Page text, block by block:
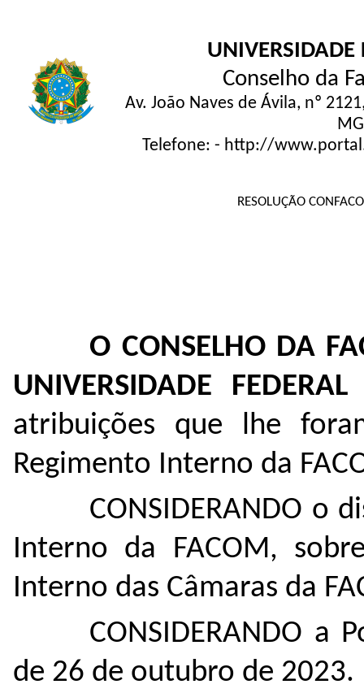
UNIVERSIDADE
Conselho da
Av. João Naves de Ávila, nº
Telefone: - http://
RESOLUÇÃO
O CONSELHO DA
UNIVERSIDADE
atribuições que lhe
Regimento Interno da
CONSIDERANDO o
Interno da FACOM,
Interno das Câmaras da
CONSIDERANDO a
de 26 de outubro de 2023.